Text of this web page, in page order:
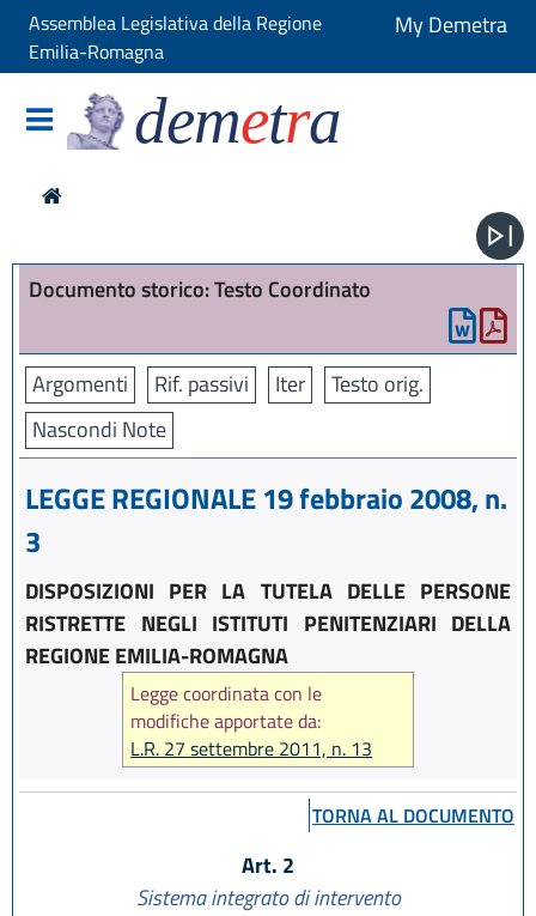
Assemblea Legislativa della Regione
Emilia-Romagna
My Demetra
demetra
Documento storico: Testo Coordinato
Argomenti Rif. passivi Iter
Testo orig.
Nascondi Note
LEGGE REGIONALE 19 febbraio 2008, n.
3
DISPOSIZIONI PER LA TUTELA DELLE PERSONE
RISTRETTE NEGLI ISTITUTI PENITENZIARI DELLA
REGIONE EMILIA-ROMAGNA
Legge coordinata con le
modifiche apportate da:
L.R. 27 settembre 2011, n. 13
TORNA AL DOCUMENTO
Art. 2
Sistema integrato di intervento